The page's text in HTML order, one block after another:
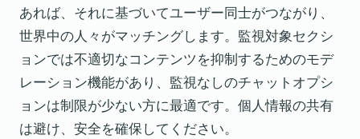
あれば、それに基づいてユーザー同士がつながり、
世界中の人々がマッチングします。監視対象セクシ
ョンでは不適切なコンテンツを抑制するためのモデ
レーション機能があり、監視なしのチャットオプシ
ョンは制限が少ない方に最適です。個人情報の共有
は避け、安全を確保してください。